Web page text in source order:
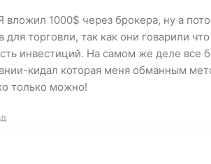
вложил 1000$ через брокера, ну а
торговли, так как они говарили
инвестиций. На самом же деле все
кидал которая меня обманным
только можно!